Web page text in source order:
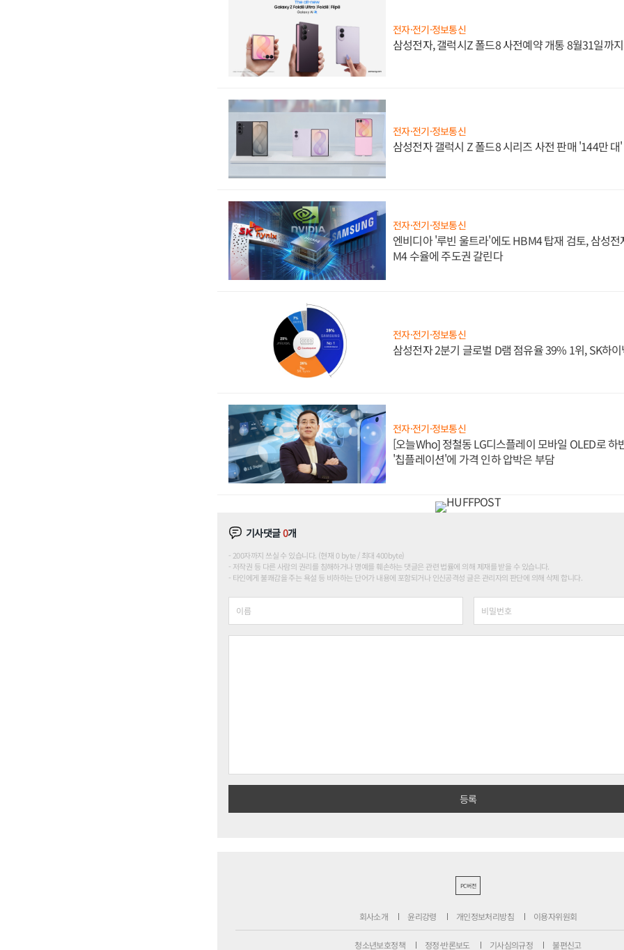
전자·전기·정보통신
삼성전자, 갤럭시Z 폴드8 사전예약 개통 8월31일까
전자·전기·정보통신
삼성전자 갤럭시 Z 폴드8 시리즈 사전 판매 '144만 대
전자·전기·정보통신
엔비디아 '루빈 울트라'에도 HBM4 탑재 검토, 삼성전
M4 수율에 주도권 갈린다
전자·전기·정보통신
삼성전자 2분기 글로벌 D램 점유율 39% 1위, SK하
전자·전기·정보통신
[오늘Who] 정철동 LG디스플레이 모바일 OLED로 하
'칩플레이션'에 가격 인하 압박은 부담
기사댓글0개
200자까지 쓰실 수 있습니다. (현재 0 byte / 최대 400byte)
저작권 등 다른 사람의 권리를 침해하거나 명예를 훼손하는 댓글은 관련 법률에 의해 제재를 받을 수 있습니다.
타인에게 불쾌감을 주는 욕설 등 비하하는 단어가 내용에 포함되거나 인신공격성 글은 관리자의 판단에 의해 삭제 합니다.
PC버전
회사소개 윤리강령 개인정보처리방침 이용자위원회
청소년보호정책 정정·반론보도 기사심의규정 불편신고